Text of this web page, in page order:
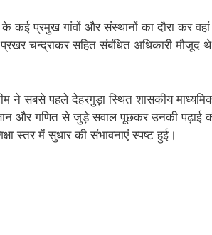
कई प्रमुख गांवों और संस्थानों का दौरा कर
चन्द्राकर सहित संबंधित अधिकारी मौजूद
ने सबसे पहले देहरगुड़ा स्थित शासकीय
और गणित से जुड़े सवाल पूछकर उनकी
स्तर में सुधार की संभावनाएं स्पष्ट हुई।